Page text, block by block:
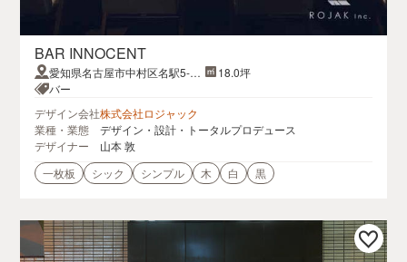
BAR INNOCENT
愛知県名古屋市中村区名駅5-24
-9ピボット納屋橋ビル2F
18.0坪
バー
デザイン会社株式会社ロジャック
業種・業態
デザイン・設計・トータルプロデュース
デザイナー
山本 敦
一枚板
シック シンプル 木 白 黒